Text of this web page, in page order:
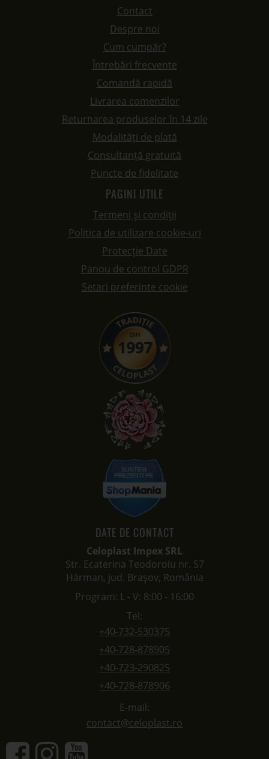
Contact
Despre noi
Cum cumpăr?
Întrebări frecvente
Comandă rapidă
Livrarea comenzilor
Returnarea produselor în 14 zile
Modalități de plată
Consultanță gratuită
Puncte de fidelitate
PAGINI UTILE
Termeni și condiții
Politica de utilizare cookie-uri
Protecție Date
Panou de control GDPR
Setari preferinte cookie
DATE DE CONTACT
Celoplast Impex SRL
Str. Ecaterina Teodoroiu nr. 57
Hărman, jud. Brașov, România
Program: L - V: 8:00 - 16:00
Tel:
+40-732-530375
+40-728-878905
+40-723-290825
+40-728-878906
E-mail:
contact@celoplast.ro